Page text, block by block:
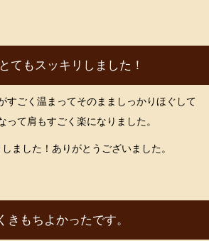
てもスッキリしました！
すごく温まってそのまましっかりほぐして
って肩もすごく楽になりました。
ました！ありがとうございました。
きもちよかったです。